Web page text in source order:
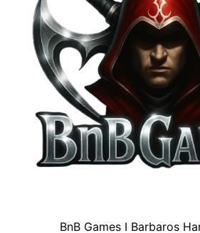
BnB Games I Barbaros